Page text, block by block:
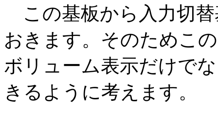
この基板から入力切
おきます。そのためこ
ボリューム表示だけで
きるように考えます。